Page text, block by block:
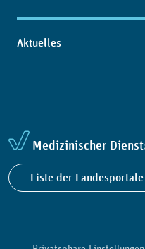
Aktuelles
Medizinischer
Liste der Landesportale